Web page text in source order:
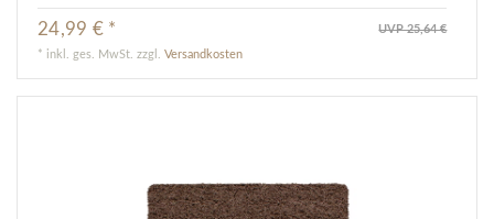
UVP 25,64 €
24,99 € *
* inkl. ges. MwSt. zzgl.Versandkosten